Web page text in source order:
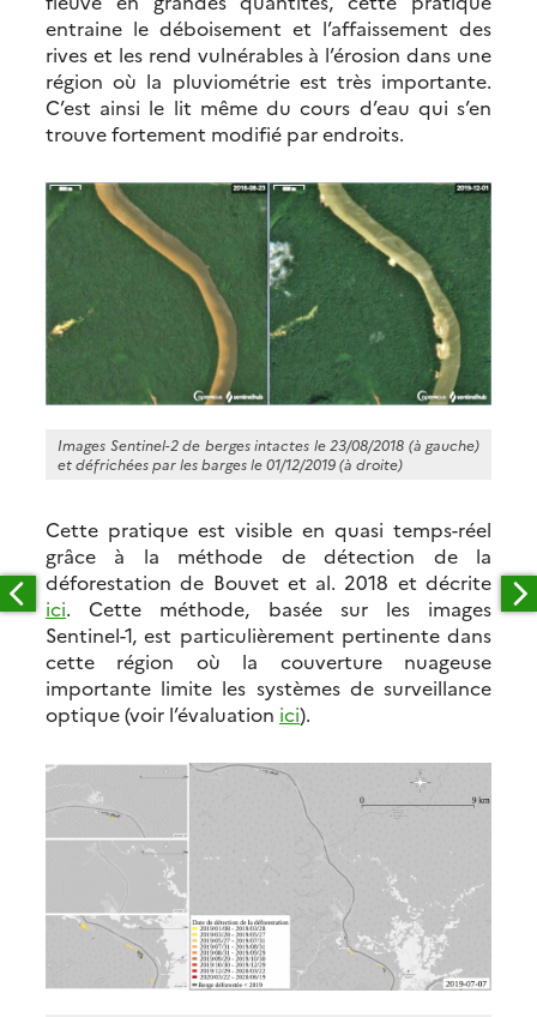
entraine le déboisement et l’affaissement des
rives et les rend vulnérables à l’érosion dans une
région où la pluviométrie est très importante.
C’est ainsi le lit même du cours d’eau qui s’en
trouve fortement modifié par endroits.
Images Sentinel-2 de berges intactes le 23/08/2018 (à gauche)
et défrichées par les barges le 01/12/2019 (à droite)
Cette pratique est visible en quasi temps-réel
grâce à la méthode de détection de la
déforestation de Bouvet et al. 2018 et décrite
ici. Cette méthode, basée sur les images
Sentinel-1, est particulièrement pertinente dans
cette région où la couverture nuageuse
importante limite les systèmes de surveillance
optique (voir l’évaluation ici).